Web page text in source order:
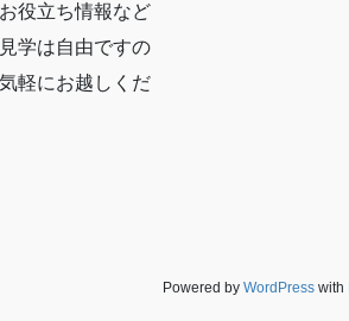
役立ち情報など
学は自由ですの
軽にお越しくだ
Powered by WordPresswith